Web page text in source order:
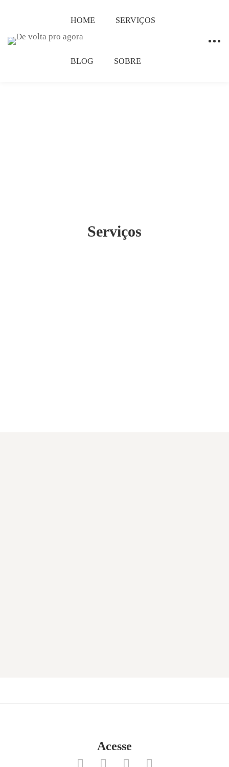
HOME SERVIÇOS
BLOG SOBRE
Serviços
Acesse